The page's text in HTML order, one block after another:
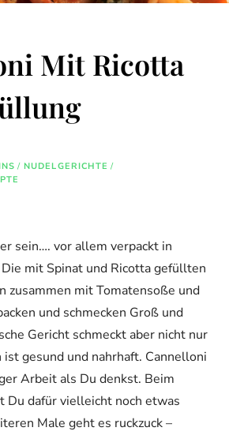
Mit Ricotta
/ NUDELGERICHTE /
sein…. vor allem verpackt in
mit Spinat und Ricotta gefüllten
zusammen mit Tomatensoße und
und schmecken Groß und
Gericht schmeckt aber nicht nur
gesund und nahrhaft. Cannelloni
Arbeit als Du denkst. Beim
Du dafür vielleicht noch etwas
Male geht es ruckzuck –